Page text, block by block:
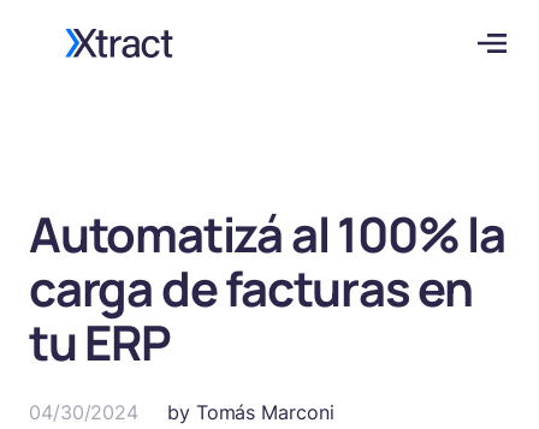
Automatizá al 100% la
carga de facturas en
tu ERP
04/30/2024 by Tomás Marconi